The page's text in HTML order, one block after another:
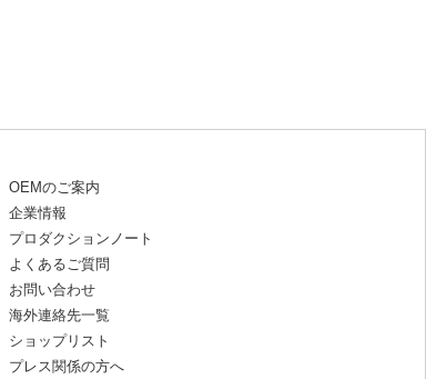
OEMのご案内
企業情報
プロダクションノート
よくあるご質問
お問い合わせ
海外連絡先一覧
ショップリスト
プレス関係の方へ